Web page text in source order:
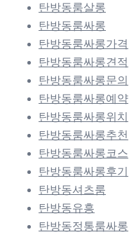
탄방동룸살롱
탄방동룸싸롱
탄방동룸싸롱가격
탄방동룸싸롱견적
탄방동룸싸롱문의
탄방동룸싸롱예약
탄방동룸싸롱위치
탄방동룸싸롱추천
탄방동룸싸롱코스
탄방동룸싸롱후기
탄방동셔츠룸
탄방동유흥
탄방동정통룸싸롱